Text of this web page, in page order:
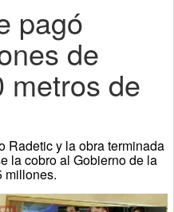
pagó
de
metros de
Radetic y la obra terminada
la cobro al Gobierno de la
millones.